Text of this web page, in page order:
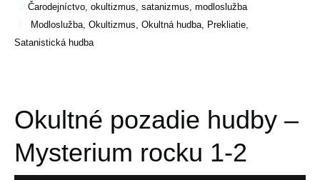
Čarodejníctvo, okultizmus, satanizmus, modloslužba
Modloslužba, Okultizmus Okultná hudba, Prekliatie,
Satanistická hudba
Okultné pozadie hudby –
Mysterium rocku 1-2